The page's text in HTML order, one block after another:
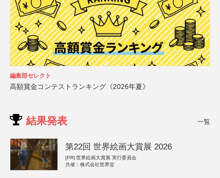
編集部セレクト
高額賞金コンテストランキング《2026年夏》
結果発表 一覧
第22回 世界絵画大賞展 2026
[PR] 世界絵画大賞展 実行委員会
共催：株式会社世界堂